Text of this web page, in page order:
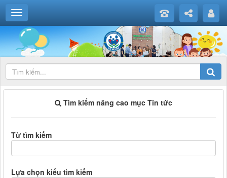
Tìm kiếm nâng cao mục Tin tức
Từ tìm kiếm
Lựa chọn kiểu tìm kiếm